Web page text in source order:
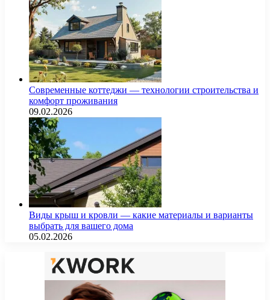
Современные коттеджи — технологии строительства и
комфорт проживания
09.02.2026
Виды крыш и кровли — какие материалы и варианты
выбрать для вашего дома
05.02.2026